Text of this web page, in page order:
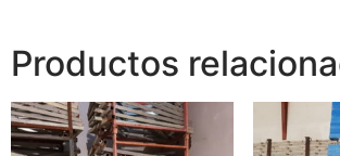
Productos